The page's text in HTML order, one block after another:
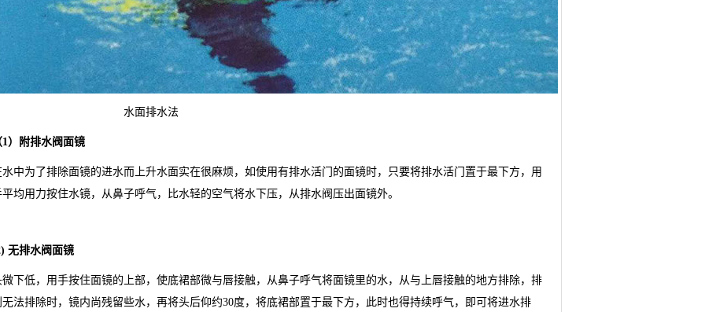
面排水法
1）附排水阀面镜
水中为了排除面镜的进水而上升水面实在很麻烦，如使用有排水活门的面镜时，只要将排水活门置于最下方，用
平均用力按住水镜，从鼻子呼气，比水轻的空气将水下压，从排水阀压出面镜外。
无排水阀面镜
微下低，用手按住面镜的上部，使底裙部微与唇接触，从鼻子呼气将面镜里的水，从与上唇接触的地方排除，排
无法排除时，镜内尚残留些水，再将头后仰约30度，将底裙部置于最下方，此时也得持续呼气，即可将进水排